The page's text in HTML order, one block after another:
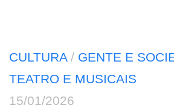
CULTURA/ GENTE E
TEATRO E MUSICAIS
15/01/2026